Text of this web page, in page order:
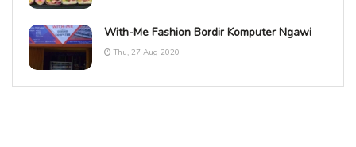
With-Me Fashion Bordir Komputer Ngawi
Thu, 27 Aug 2020